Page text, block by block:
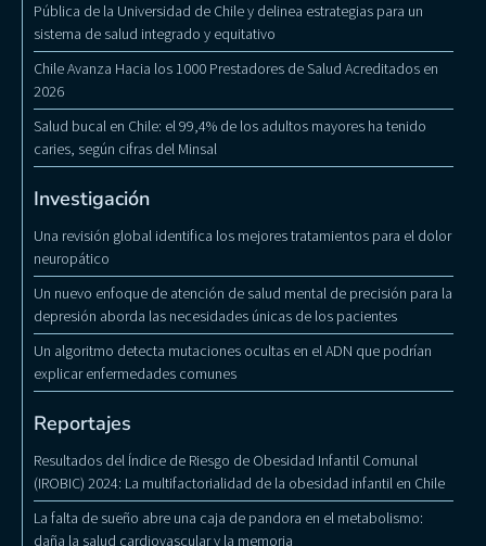
Pública de la Universidad de Chile y delinea estrategias para un
sistema de salud integrado y equitativo
Chile Avanza Hacia los 1000 Prestadores de Salud Acreditados en
2026
Salud bucal en Chile: el 99,4% de los adultos mayores ha tenido
caries, según cifras del Minsal
Investigación
Una revisión global identifica los mejores tratamientos para el dolor
neuropático
Un nuevo enfoque de atención de salud mental de precisión para la
depresión aborda las necesidades únicas de los pacientes
Un algoritmo detecta mutaciones ocultas en el ADN que podrían
explicar enfermedades comunes
Reportajes
Resultados del Índice de Riesgo de Obesidad Infantil Comunal
(IROBIC) 2024: La multifactorialidad de la obesidad infantil en Chile
La falta de sueño abre una caja de pandora en el metabolismo:
daña la salud cardiovascular y la memoria